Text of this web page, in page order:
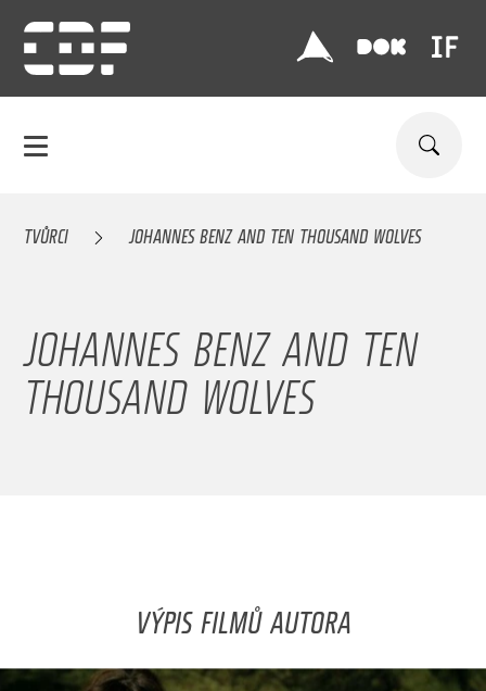
TVŮRCI JOHANNES BENZ AND TEN THOUSAND WOLVES
JOHANNES BENZ AND TEN
THOUSAND WOLVES
VÝPIS FILMŮ AUTORA